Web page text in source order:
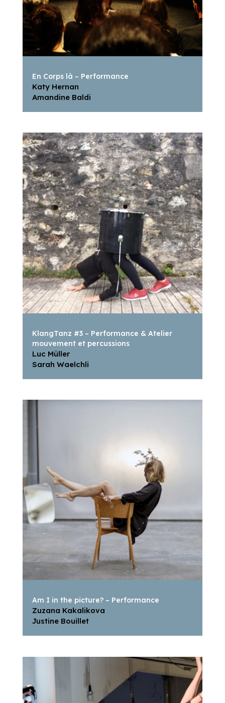
En Corps là – Performance
Katy Hernan
Amandine Baldi
KlangTanz #3 – Performance & Atelier
mouvement et percussions
Luc Müller
Sarah Waelchli
Am I in the picture? – Performance
Zuzana Kakalikova
Justine Bouillet